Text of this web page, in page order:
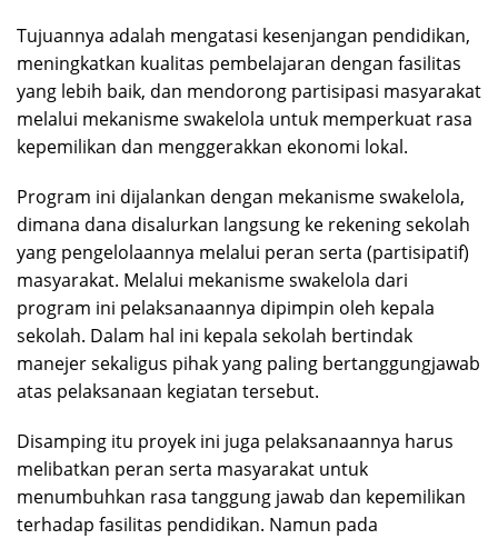
Tujuannya adalah mengatasi kesenjangan pendidikan,
meningkatkan kualitas pembelajaran dengan fasilitas
yang lebih baik, dan mendorong partisipasi masyarakat
melalui mekanisme swakelola untuk memperkuat rasa
kepemilikan dan menggerakkan ekonomi lokal.
Program ini dijalankan dengan mekanisme swakelola,
dimana dana disalurkan langsung ke rekening sekolah
yang pengelolaannya melalui peran serta (partisipatif)
masyarakat. Melalui mekanisme swakelola dari
program ini pelaksanaannya dipimpin oleh kepala
sekolah. Dalam hal ini kepala sekolah bertindak
manejer sekaligus pihak yang paling bertanggungjawab
atas pelaksanaan kegiatan tersebut.
Disamping itu proyek ini juga pelaksanaannya harus
melibatkan peran serta masyarakat untuk
menumbuhkan rasa tanggung jawab dan kepemilikan
terhadap fasilitas pendidikan. Namun pada